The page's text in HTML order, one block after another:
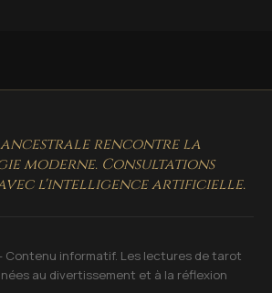
ancestrale rencontre la
moderne. Consultations
l'intelligence artificielle.
Contenu informatif. Les lectures de tarot
au divertissement et à la réflexion